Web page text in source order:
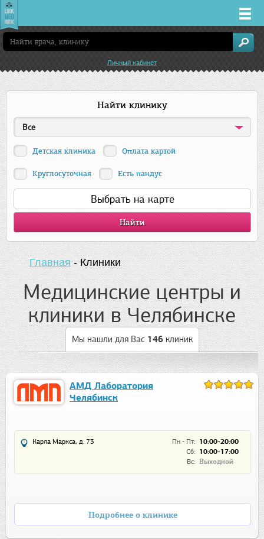
Врачи
Клиники
Лекарства
Акции
Челябинск
Личный кабинет
Найти клинику
Все
Детская клиника Оплата картой
Круглосуточная Есть пандус
Выбрать на карте
Главная-Клиники
Медицинские центры и
клиники в Челябинске
Мы нашли для Вас 146 клиник
АМД Лаборатория
Челябинск
Пн - Пт: 10:00-20:00
Сб: 10:00-17:00
Вс:
Выходной
Карла Маркса, д. 73
Подробнее о клинике